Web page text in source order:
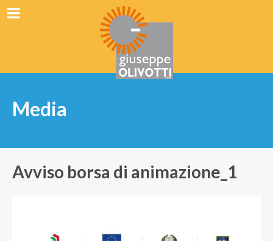
Media
Avviso borsa di animazione_1